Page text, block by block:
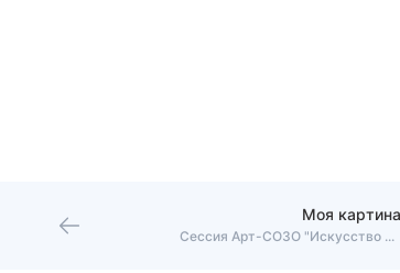
Моя картина
Сессия Арт-СОЗО "Искусство быть собой"